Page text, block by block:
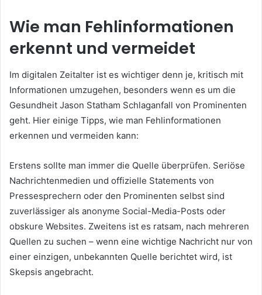
Wie man Fehlinformationen
erkennt und vermeidet
Im digitalen Zeitalter ist es wichtiger denn je, kritisch mit
Informationen umzugehen, besonders wenn es um die
Gesundheit Jason Statham Schlaganfall von Prominenten
geht. Hier einige Tipps, wie man Fehlinformationen
erkennen und vermeiden kann:
Erstens sollte man immer die Quelle überprüfen. Seriöse
Nachrichtenmedien und offizielle Statements von
Pressesprechern oder den Prominenten selbst sind
zuverlässiger als anonyme Social-Media-Posts oder
obskure Websites. Zweitens ist es ratsam, nach mehreren
Quellen zu suchen – wenn eine wichtige Nachricht nur von
einer einzigen, unbekannten Quelle berichtet wird, ist
Skepsis angebracht.